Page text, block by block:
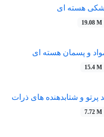
هسته ای
19.08 M
و پسمان هسته ای
15.4 M
و شتابدهنده های ذرات
7.72 M